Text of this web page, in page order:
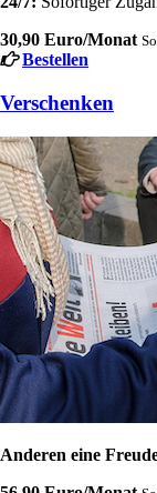
30,90 Euro/Monat
Bestellen
Verschenken
Anderen eine